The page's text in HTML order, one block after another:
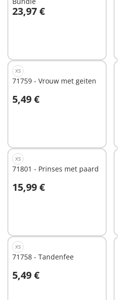
23,97 €
In winkelwagen
XS
71759 - Vrouw met geiten
5,49 €
In winkelwagen
XS
71801 - Prinses met paard
15,99 €
In winkelwagen
XS
71758 - Tandenfee
5,49 €
In winkelwagen